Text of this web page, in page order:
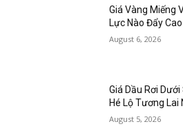
Giá Vàng Miếng
Lực Nào Đẩy
August 6, 2026
Giá Dầu Rơi
Hé Lộ Tương Lai
August 5, 2026